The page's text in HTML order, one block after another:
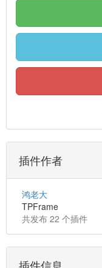
插件作者
鸿老大
TPFrame
共发布 22 个插件